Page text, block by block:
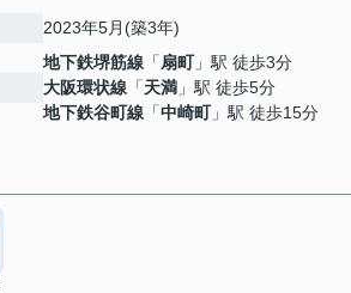
2023年5月(築3年)
地下鉄堺筋線 「扇町」駅 徒歩3分
大阪環状線 「天満 」駅 徒歩5分
地下鉄谷町線 「中崎町」駅 徒歩15分